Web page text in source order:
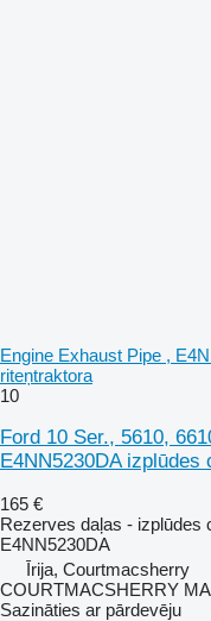
Engine Exhaust Pipe ,
riteņtraktora
10
Ford 10 Ser., 5610,
E4NN5230DA
165 €
Rezerves daļas - izplūdes
E4NN5230DA
Īrija, Courtmacsherry
COURTMACSHERRY
Sazināties ar pārdevēju